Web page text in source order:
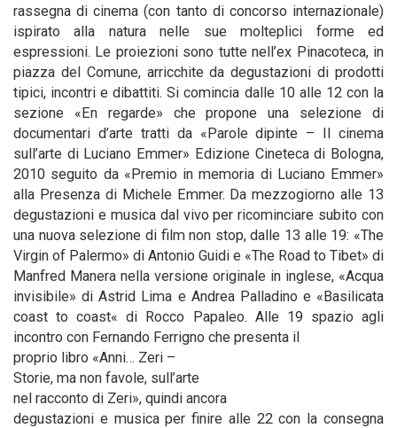
rassegna di cinema (con tanto di concorso internazionale)
ispirato alla natura nelle sue molteplici forme ed
espressioni. Le proiezioni sono tutte nell’ex Pinacoteca, in
piazza del Comune, arricchite da degustazioni di prodotti
tipici, incontri e dibattiti. Si comincia dalle 10 alle 12 con la
sezione «En regarde» che propone una selezione di
documentari d’arte tratti da «Parole dipinte – Il cinema
sull’arte di Luciano Emmer» Edizione Cineteca di Bologna,
2010 seguito da «Premio in memoria di Luciano Emmer»
alla Presenza di Michele Emmer. Da mezzogiorno alle 13
degustazioni e musica dal vivo per ricominciare subito con
una nuova selezione di film non stop, dalle 13 alle 19: «The
Virgin of Palermo» di Antonio Guidi e «The Road to Tibet» di
Manfred Manera nella versione originale in inglese, «Acqua
invisibile» di Astrid Lima e Andrea Palladino e «Basilicata
coast to coast« di Rocco Papaleo. Alle 19 spazio agli
incontro con Fernando Ferrigno che presenta il
proprio libro «Anni… Zeri –
Storie, ma non favole, sull’arte
nel racconto di Zeri», quindi ancora
degustazioni e musica per finire alle 22 con la consegna